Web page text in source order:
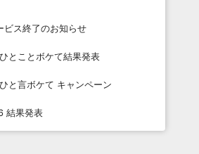
ビス終了のお知らせ
とことボケて結果発表
と言ボケて キャンペーン
結果発表